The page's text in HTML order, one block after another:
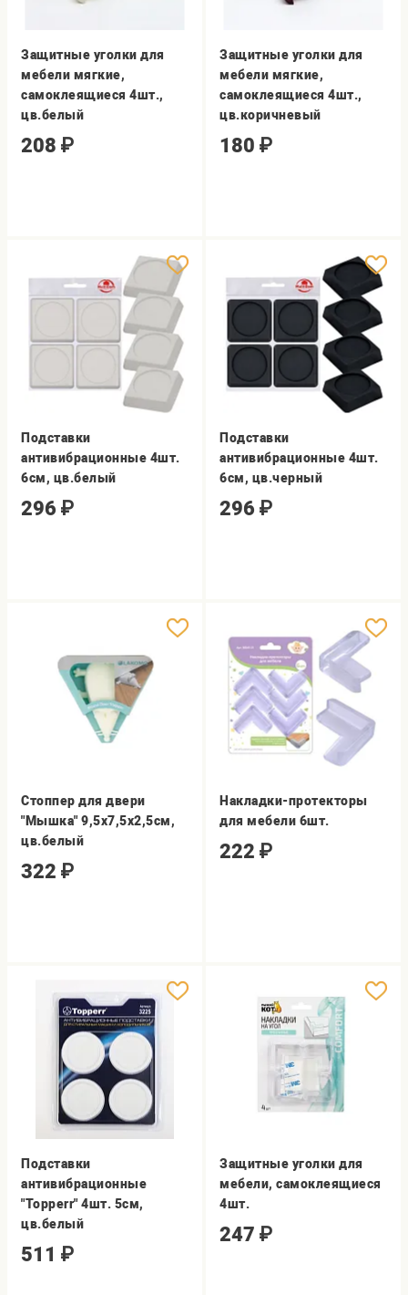
Защитные уголки для
мебели мягкие,
самоклеящиеся 4шт.,
цв.белый
208 ₽
Защитные уголки для
мебели мягкие,
самоклеящиеся 4шт.,
цв.коричневый
180 ₽
Подставки
антивибрационные 4шт.
6см, цв.белый
296 ₽
Подставки
антивибрационные 4шт.
6см, цв.черный
296 ₽
Стоппер для двери
"Мышка" 9,5x7,5x2,5cм,
цв.белый
322 ₽
Накладки-протекторы
для мебели 6шт.
222 ₽
Подставки
антивибрационные
"Topperr" 4шт. 5см,
цв.белый
511 ₽
Защитные уголки для
мебели, самоклеящиеся
4шт.
247 ₽